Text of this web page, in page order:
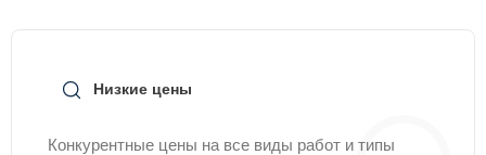
Низкие цены
Конкурентные цены на все виды работ и типы